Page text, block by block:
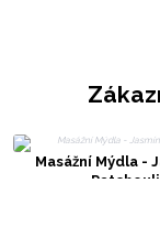
Masážní Mýdla -
Patchouli